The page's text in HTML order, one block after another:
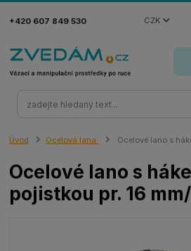
CZK
+420 607 849 530
Úvod Ocelová lana Ocelové lano s
Ocelové lano s
pojistkou pr. 16